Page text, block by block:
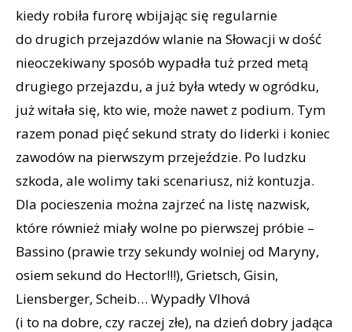
kiedy robiła furorę wbijając się regularnie
do drugich przejazdów wlanie na Słowacji w dość
nieoczekiwany sposób wypadła tuż przed metą
drugiego przejazdu, a już była wtedy w ogródku,
już witała się, kto wie, może nawet z podium. Tym
razem ponad pięć sekund straty do liderki i koniec
zawodów na pierwszym przejeździe. Po ludzku
szkoda, ale wolimy taki scenariusz, niż kontuzja.
Dla pocieszenia można zajrzeć na listę nazwisk,
które również miały wolne po pierwszej próbie –
Bassino (prawie trzy sekundy wolniej od Maryny,
osiem sekund do Hector!!!), Grietsch, Gisin,
Liensberger, Scheib… Wypadły Vlhová
(i to na dobre, czy raczej złe), na dzień dobry jadąca